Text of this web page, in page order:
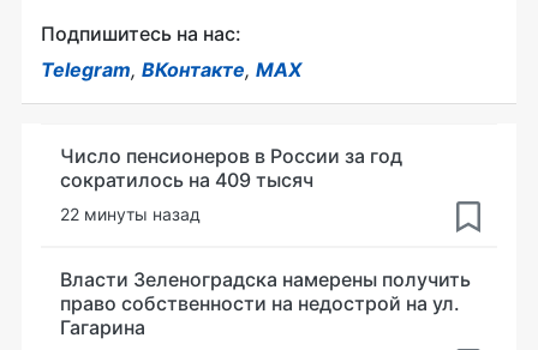
Подпишитесь на нас:
Telegram, ВКонтакте, MAX
Число пенсионеров в России за год
сократилось на 409 тысяч
22 минуты назад
Власти Зеленоградска намерены получить
право собственности на недострой на ул.
Гагарина